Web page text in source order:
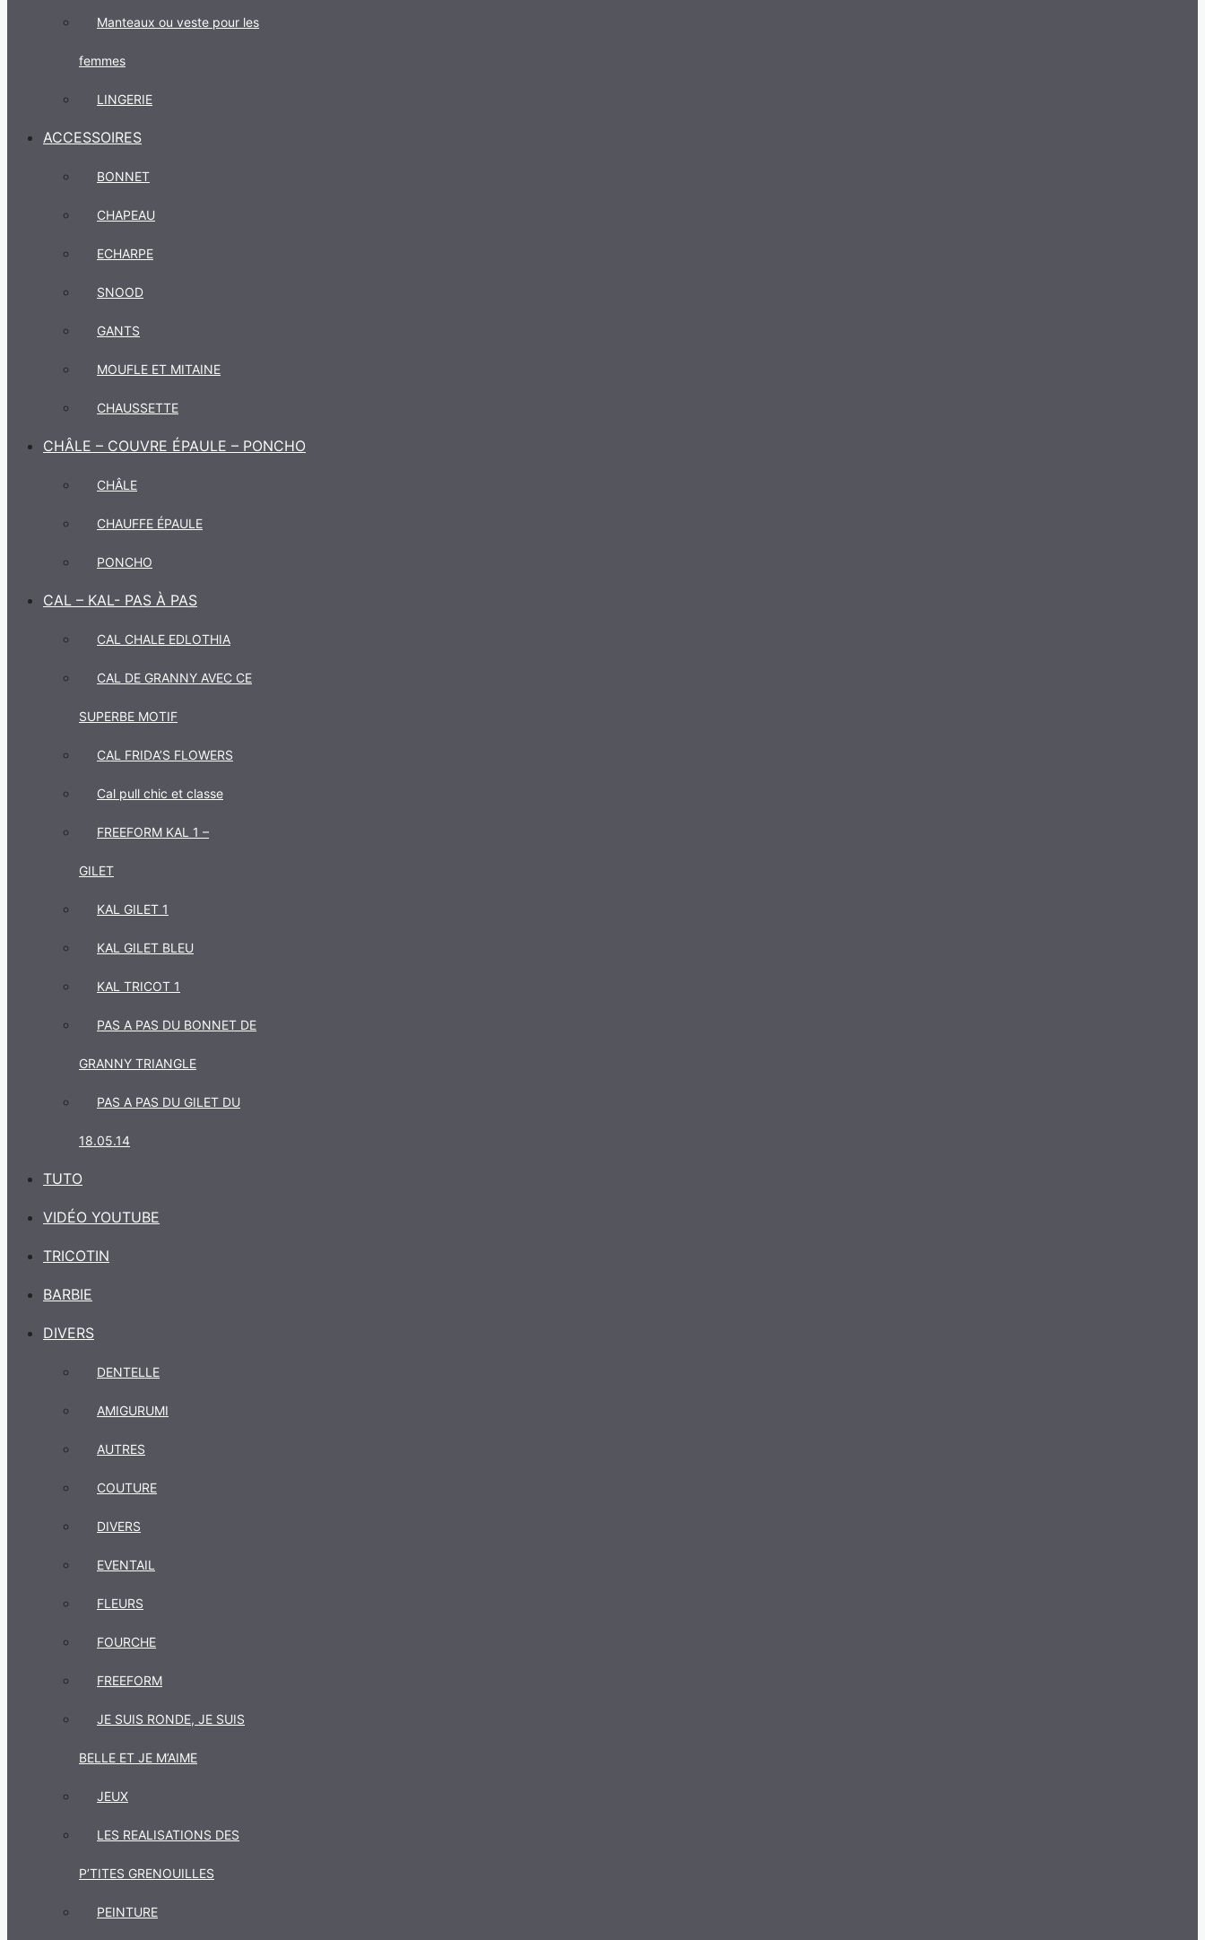
Manteaux ou veste pour les
femmes
LINGERIE
ACCESSOIRES
BONNET
CHAPEAU
ECHARPE
SNOOD
GANTS
MOUFLE ET MITAINE
CHAUSSETTE
CHÂLE – COUVRE ÉPAULE – PONCHO
CHÂLE
CHAUFFE ÉPAULE
PONCHO
CAL – KAL- PAS À PAS
CAL CHALE EDLOTHIA
CAL DE GRANNY AVEC CE
SUPERBE MOTIF
CAL FRIDA’S FLOWERS
Cal pull chic et classe
FREEFORM KAL 1 –
GILET
KAL GILET 1
KAL GILET BLEU
KAL TRICOT 1
PAS A PAS DU BONNET DE
GRANNY TRIANGLE
PAS A PAS DU GILET DU
18.05.14
TUTO
VIDÉO YOUTUBE
TRICOTIN
BARBIE
DIVERS
DENTELLE
AMIGURUMI
AUTRES
COUTURE
DIVERS
EVENTAIL
FLEURS
FOURCHE
FREEFORM
JE SUIS RONDE, JE SUIS
BELLE ET JE M’AIME
JEUX
LES REALISATIONS DES
P’TITES GRENOUILLES
PEINTURE